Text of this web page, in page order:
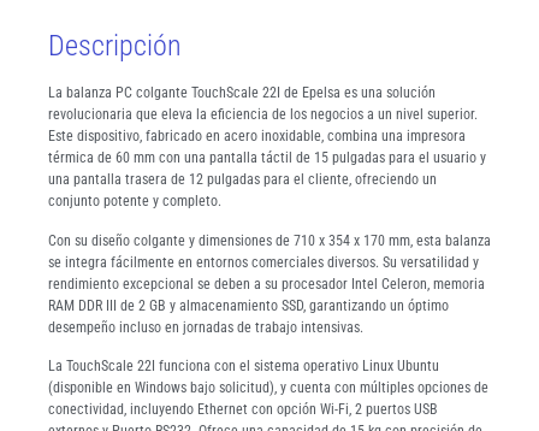
Descripción
La balanza PC colgante TouchScale 22I de Epelsa es una solución
revolucionaria que eleva la eficiencia de los negocios a un nivel superior.
Este dispositivo, fabricado en acero inoxidable, combina una impresora
térmica de 60 mm con una pantalla táctil de 15 pulgadas para el usuario y
una pantalla trasera de 12 pulgadas para el cliente, ofreciendo un
conjunto potente y completo.
Con su diseño colgante y dimensiones de 710 x 354 x 170 mm, esta balanza
se integra fácilmente en entornos comerciales diversos. Su versatilidad y
rendimiento excepcional se deben a su procesador Intel Celeron, memoria
RAM DDR III de 2 GB y almacenamiento SSD, garantizando un óptimo
desempeño incluso en jornadas de trabajo intensivas.
La TouchScale 22I funciona con el sistema operativo Linux Ubuntu
(disponible en Windows bajo solicitud), y cuenta con múltiples opciones de
conectividad, incluyendo Ethernet con opción Wi-Fi, 2 puertos USB